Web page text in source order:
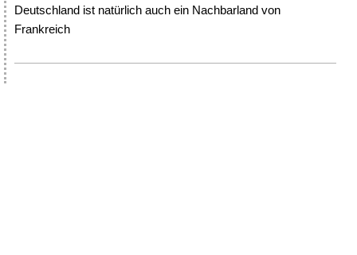
Deutschland ist natürlich auch ein Nachbarland von
Frankreich